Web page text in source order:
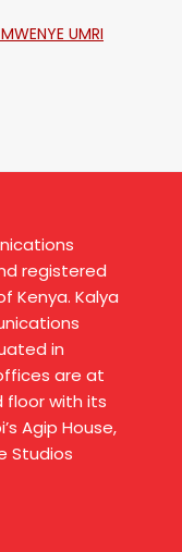
UMRI
registered
Kenya. Kalya
in
are at
floor with its
Agip House,
Studios